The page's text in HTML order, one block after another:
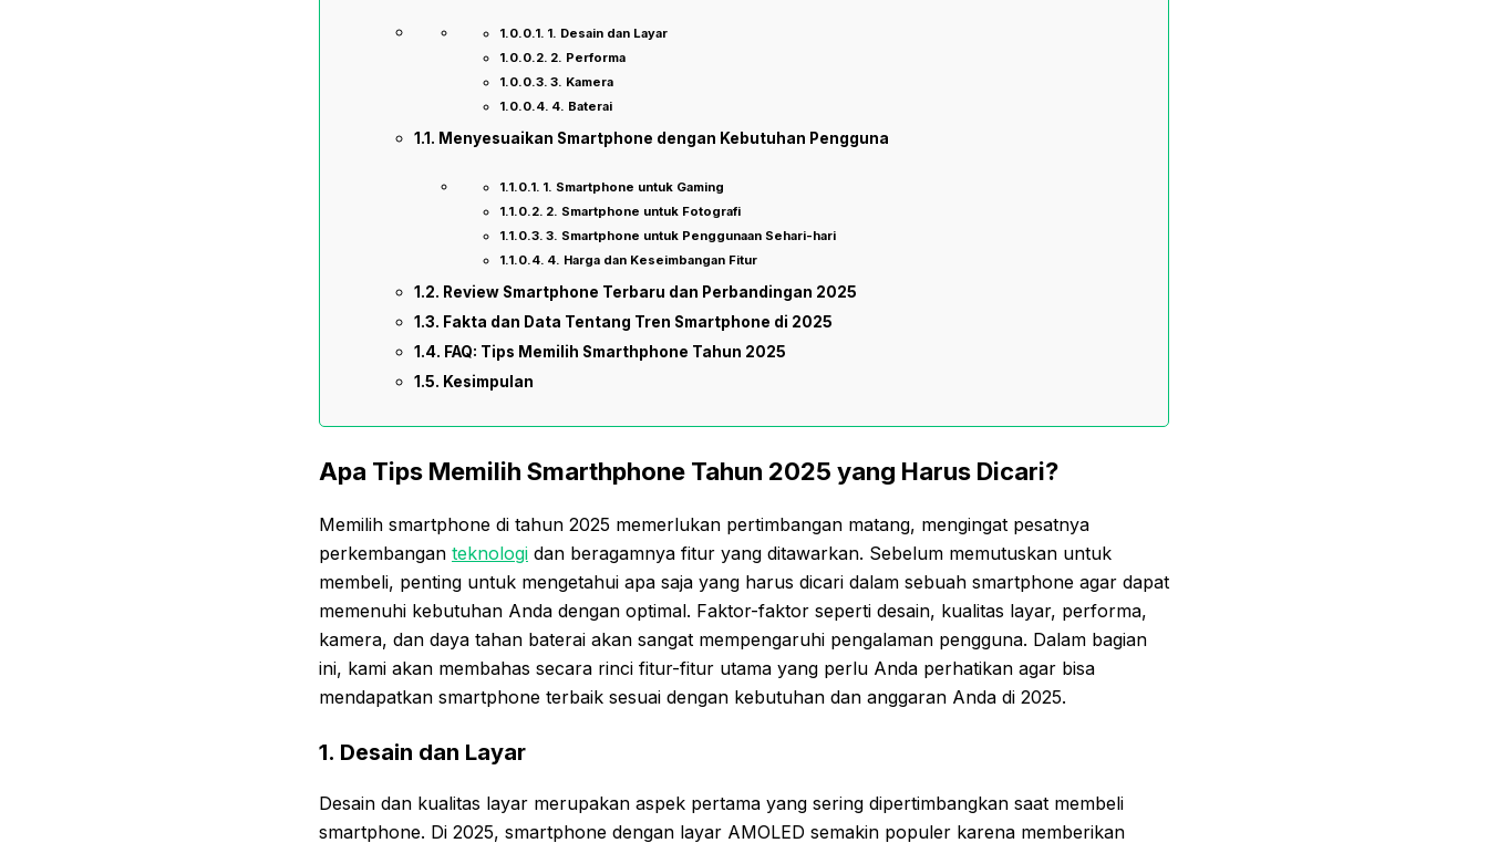
1. Desain dan Layar
2. Performa
3. Kamera
4. Baterai
Menyesuaikan Smartphone dengan Kebutuhan Pengguna
1. Smartphone untuk Gaming
2. Smartphone untuk Fotografi
3. Smartphone untuk Penggunaan Sehari-hari
4. Harga dan Keseimbangan Fitur
Review Smartphone Terbaru dan Perbandingan 2025
Fakta dan Data Tentang Tren Smartphone di 2025
FAQ: Tips Memilih Smarthphone Tahun 2025
Kesimpulan
Apa Tips Memilih Smarthphone Tahun 2025 yang Harus Dicari?
Memilih smartphone di tahun 2025 memerlukan pertimbangan matang, mengingat pesatnya
perkembangan teknologi dan beragamnya fitur yang ditawarkan. Sebelum memutuskan untuk
membeli, penting untuk mengetahui apa saja yang harus dicari dalam sebuah smartphone agar dapat
memenuhi kebutuhan Anda dengan optimal. Faktor-faktor seperti desain, kualitas layar, performa,
kamera, dan daya tahan baterai akan sangat mempengaruhi pengalaman pengguna. Dalam bagian
ini, kami akan membahas secara rinci fitur-fitur utama yang perlu Anda perhatikan agar bisa
mendapatkan smartphone terbaik sesuai dengan kebutuhan dan anggaran Anda di 2025.
1. Desain dan Layar
Desain dan kualitas layar merupakan aspek pertama yang sering dipertimbangkan saat membeli
smartphone. Di 2025, smartphone dengan layar AMOLED semakin populer karena memberikan